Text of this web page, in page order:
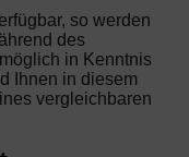
so werden
des
in Kenntnis
Ihnen in diesem
vergleichbaren